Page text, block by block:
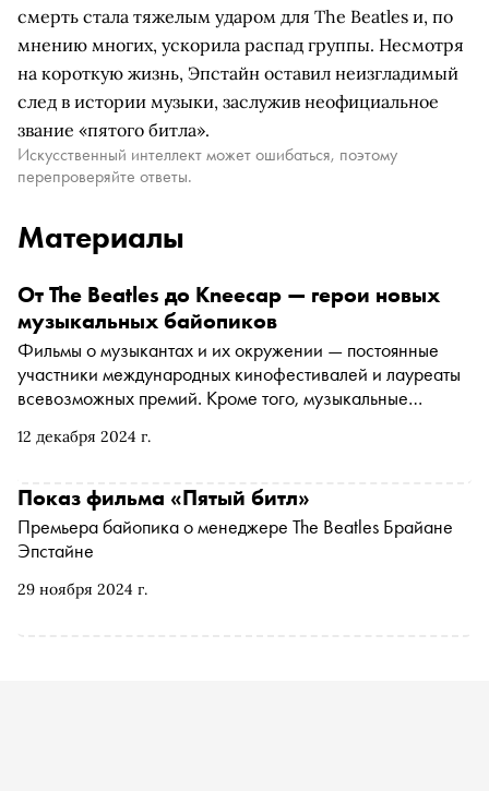
смерть стала тяжелым ударом для The Beatles и, по
мнению многих, ускорила распад группы. Несмотря
на короткую жизнь, Эпстайн оставил неизгладимый
след в истории музыки, заслужив неофициальное
звание «пятого битла».
Искусственный интеллект может ошибаться, поэтому
перепроверяйте ответы.
Материалы
12 декабря 2024 г.
От The Beatles до Kneecap — герои новых
музыкальных байопиков
Фильмы о музыкантах и их окружении — постоянные
участники международных кинофестивалей и лауреаты
всевозможных премий. Кроме того, музыкальные
происходит в жизни знаменитостей за сценой. К выходу
кинокритик Ксения Балюк выбрала главные картины
последних лет, в которых исследуется творческий путь
музыкантов. «Богемской рапсодии» и «Рокетмена» в
подборке нет, ведь наверняка вы их уже видели
29 ноября 2024 г.
Показ фильма «Пятый битл»
Премьера байопика о менеджере The Beatles Брайане
Эпстайне